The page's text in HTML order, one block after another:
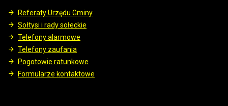
Referaty Urzędu Gminy
Sołtysi i rady sołeckie
Telefony alarmowe
Telefony zaufania
Pogotowie ratunkowe
Formularze kontaktowe